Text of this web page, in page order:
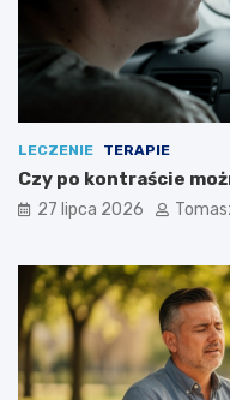
LECZENIE TERAPIE
Czy po kontraście
27 lipca 2026